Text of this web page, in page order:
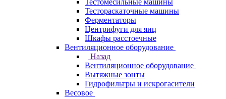
Тестомесильные машины
Тестораскаточные машины
Ферментаторы
Центрифуги для яиц
Шкафы расстоечные
Вентиляционное оборудование
Назад
Вентиляционное оборудование
Вытяжные зонты
Гидрофильтры и искрогасители
Весовое